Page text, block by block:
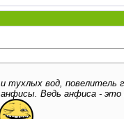
тухлых вод,
Ведь анфиса - это